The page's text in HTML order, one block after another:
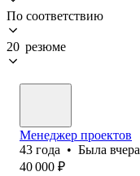
По соответствию
20 резюме
Менеджер проектов
43 года • Была вчера
40 000 ₽